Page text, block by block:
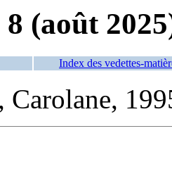
(août
Index des vedettes-
Carolane,